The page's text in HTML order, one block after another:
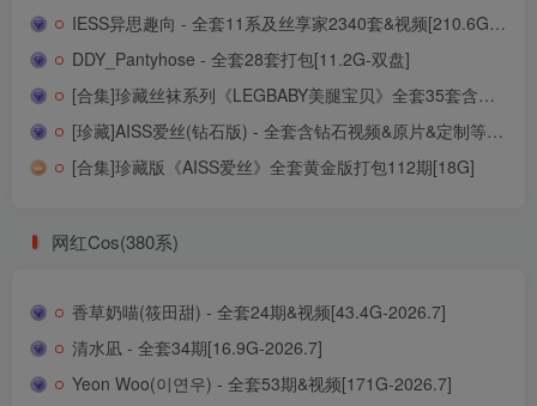
IESS异思趣向 - 全套11系及丝享家2340套&视频[210.6G-2026.7]
DDY_Pantyhose - 全套28套打包[11.2G-双盘]
[合集]珍藏丝袜系列《LEGBABY美腿宝贝》全套35套含乔柯涵钻石版丝袜无内系列[4.53G]
[珍藏]AISS爱丝(钻石版) - 全套含钻石视频&原片&定制等总180套[96.8G]
[合集]珍藏版《AISS爱丝》全套黄金版打包112期[18G]
网红Cos(380系)
香草奶喵(筱田甜) - 全套24期&视频[43.4G-2026.7]
清水凪 - 全套34期[16.9G-2026.7]
Yeon Woo(이연우) - 全套53期&视频[171G-2026.7]